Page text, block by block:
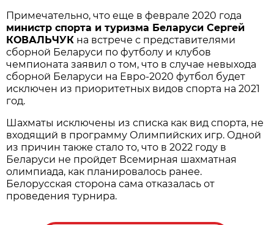
Примечательно, что еще в феврале 2020 года
министр спорта и туризма Беларуси Сергей
КОВАЛЬЧУК на встрече с представителями
сборной Беларуси по футболу и клубов
чемпионата заявил о том, что в случае невыхода
сборной Беларуси на Евро-2020 футбол будет
исключен из приоритетных видов спорта на 2021
год.
Шахматы исключены из списка как вид спорта, не
входящий в программу Олимпийских игр. Одной
из причин также стало то, что в 2022 году в
Беларуси не пройдет Всемирная шахматная
олимпиада, как планировалось ранее.
Белорусская сторона сама отказалась от
проведения турнира.